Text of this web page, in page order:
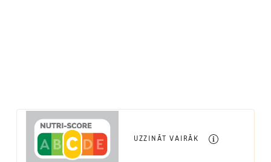
UZZINĀT VAIRĀK